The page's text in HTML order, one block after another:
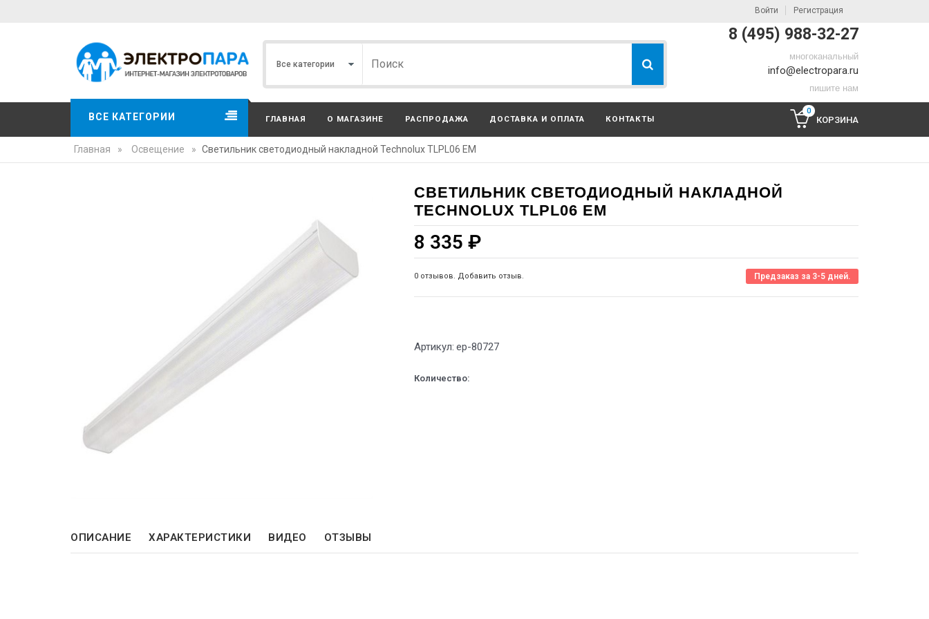
Войти Регистрация
8 (495) 988-32-27
многоканальный
info@electropara.ru
пишите нам
ВСЕ КАТЕГОРИИ ГЛАВНАЯ О МАГАЗИНЕ РАСПРОДАЖА ДОСТАВКА И ОПЛАТА КОНТАКТЫ
0
КОРЗИНА
Главная » Освещение » Светильник светодиодный накладной Technolux TLPL06 EM
СВЕТИЛЬНИК СВЕТОДИОДНЫЙ НАКЛАДНОЙ
TECHNOLUX TLPL06 EM
8 335 ₽
0 отзывов. Добавить отзыв. Предзаказ за 3-5 дней.
Артикул: ep-80727
Количество:
ОПИСАНИЕ ХАРАКТЕРИСТИКИ ВИДЕО ОТЗЫВЫ